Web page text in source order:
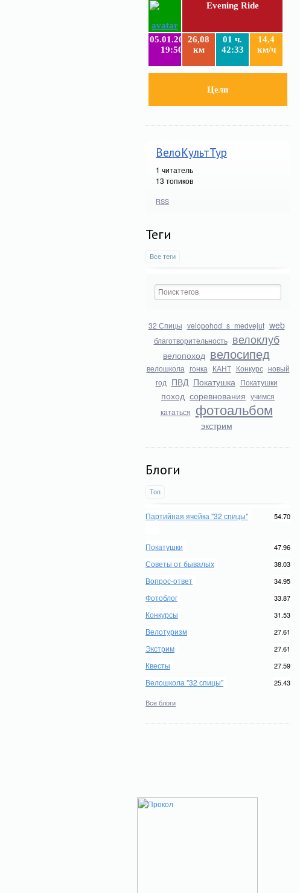
Evening Ride
05.01.2019
19:50
26,08
км
01 ч.
42:33
14,4
км/ч
Цели
ВелоКультТур
1 читатель
13 топиков
RSS
Теги
Все теги
32 Спицы velopohod_s_medvejut web
благотворительность велоклуб
велопоход велосипед
велошкола гонка КАНТ Конкурс новый
год ПВД Покатушка Покатушки
поход соревнования учимся
кататься фотоальбом
экстрим
Блоги
Топ
Партийная ячейка "32 спицы" 54.70
Покатушки 47.96
Советы от бывалых 38.03
Вопрос-ответ 34.95
Фотоблог 33.87
Конкурсы 31.53
Велотуризм 27.61
Экстрим 27.61
Квесты 27.59
Велошкола "32 спицы" 25.43
Все блоги